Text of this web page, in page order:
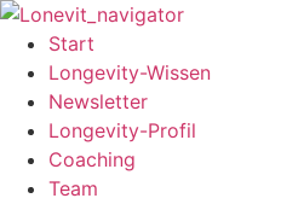
Zum
Inhalt
wechseln
Start
Longevity-Wissen
Newsletter
Longevity-Profil
Coaching
Team